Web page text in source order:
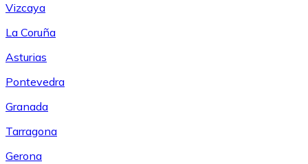
Vizcaya
La Coruña
Asturias
Pontevedra
Granada
Tarragona
Gerona